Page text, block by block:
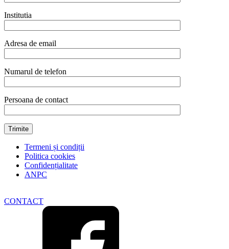
Institutia
Adresa de email
Numarul de telefon
Persoana de contact
Termeni și condiții
Politica cookies
Confidențialitate
ANPC
CONTACT